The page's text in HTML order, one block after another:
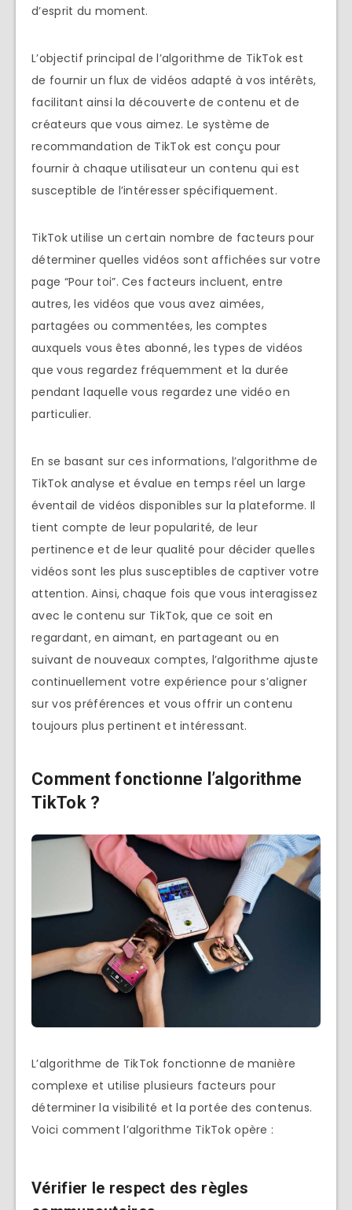
d’esprit du moment.
L’objectif principal de l’algorithme de TikTok est
de fournir un flux de vidéos adapté à vos intérêts,
facilitant ainsi la découverte de contenu et de
créateurs que vous aimez. Le système de
recommandation de TikTok est conçu pour
fournir à chaque utilisateur un contenu qui est
susceptible de l’intéresser spécifiquement.
TikTok utilise un certain nombre de facteurs pour
déterminer quelles vidéos sont affichées sur votre
page “Pour toi”. Ces facteurs incluent, entre
autres, les vidéos que vous avez aimées,
partagées ou commentées, les comptes
auxquels vous êtes abonné, les types de vidéos
que vous regardez fréquemment et la durée
pendant laquelle vous regardez une vidéo en
particulier.
En se basant sur ces informations, l’algorithme de
TikTok analyse et évalue en temps réel un large
éventail de vidéos disponibles sur la plateforme. Il
tient compte de leur popularité, de leur
pertinence et de leur qualité pour décider quelles
vidéos sont les plus susceptibles de captiver votre
attention. Ainsi, chaque fois que vous interagissez
avec le contenu sur TikTok, que ce soit en
regardant, en aimant, en partageant ou en
suivant de nouveaux comptes, l’algorithme ajuste
continuellement votre expérience pour s’aligner
sur vos préférences et vous offrir un contenu
toujours plus pertinent et intéressant.
Comment fonctionne l’algorithme
TikTok ?
L’algorithme de TikTok fonctionne de manière
complexe et utilise plusieurs facteurs pour
déterminer la visibilité et la portée des contenus.
Voici comment l’algorithme TikTok opère :
Vérifier le respect des règles